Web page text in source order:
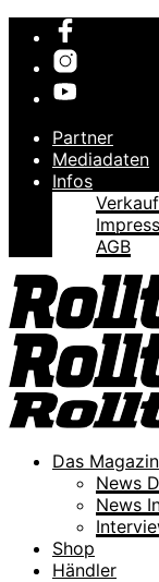
Partner
Mediadaten
Infos
AGB
Das Magazin
News
News
Shop
Händler